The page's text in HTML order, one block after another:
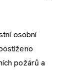
osobní
požárů a